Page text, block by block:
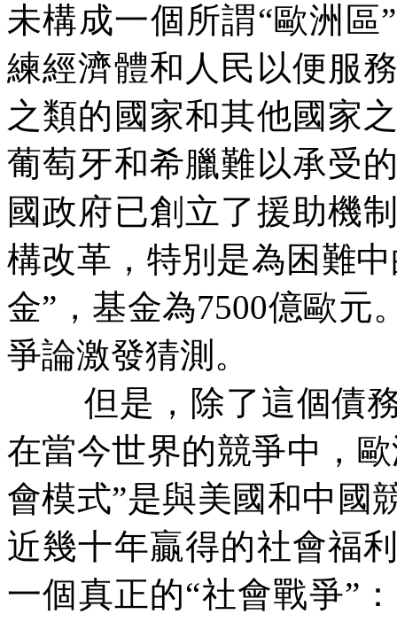
未構成一個所謂“歐洲區”
練經濟體和人民以便服
之類的國家和其他國家
葡萄牙和希臘難以承受
國政府已創立了援助機
構改革，特別是為困難
金” ，基金為7500億歐元
爭論激發猜測。
但是，除了這個債
在當今世界的競爭中，
會模式”是與美國和中國
近幾十年贏得的社會福
一個真正的“社會戰爭”